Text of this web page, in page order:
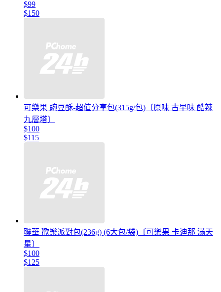
$99
$150
可樂果 豌豆酥-超值分享包(315g/包)〔原味 古早味 酷辣
九層塔〕
$100
$115
聯華 歡樂派對包(236g) (6大包/袋)〔可樂果 卡迪那 滿天
星〕
$100
$125